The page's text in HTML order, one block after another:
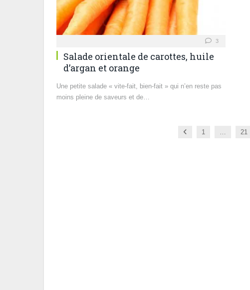
3
Salade orientale de carottes, huile
d’argan et orange
Une petite salade « vite-fait, bien-fait » qui n’en reste pas
moins pleine de saveurs et de…
Previous
1 … 21